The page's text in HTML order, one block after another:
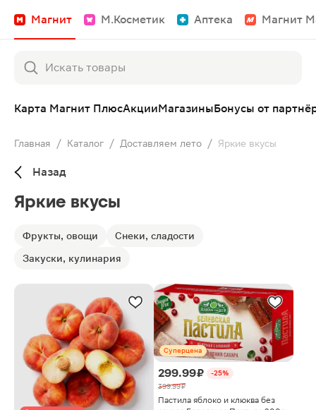
Магнит М.Косметик Аптека Магнит
Карта Магнит ПлюсАкцииМагазиныБонусы от
Главная / Каталог / Доставляем лето / Яркие вкусы
Назад
Яркие вкусы
Фрукты, овощи
Снеки, сладости
Закуски, кулинария
Суперцена
299.99 ₽
-25%
399.99 ₽
Пастила яблоко и клюква без